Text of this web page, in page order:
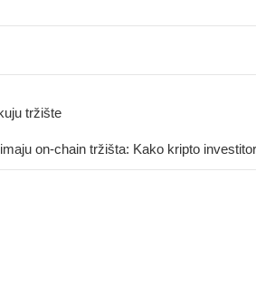
tržište
on-chain tržišta: Kako kripto